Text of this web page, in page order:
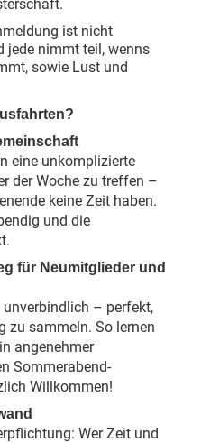
ist nicht
jede nimmt teil, wenns
sowie Lust und
eine unkomplizierte
der Woche zu treffen –
keine Zeit haben.
und die
für Neumitglieder und
unverbindlich – perfekt,
zu sammeln. So lernen
angenehmer
Sommerabend-
Willkommen!
Wer Zeit und